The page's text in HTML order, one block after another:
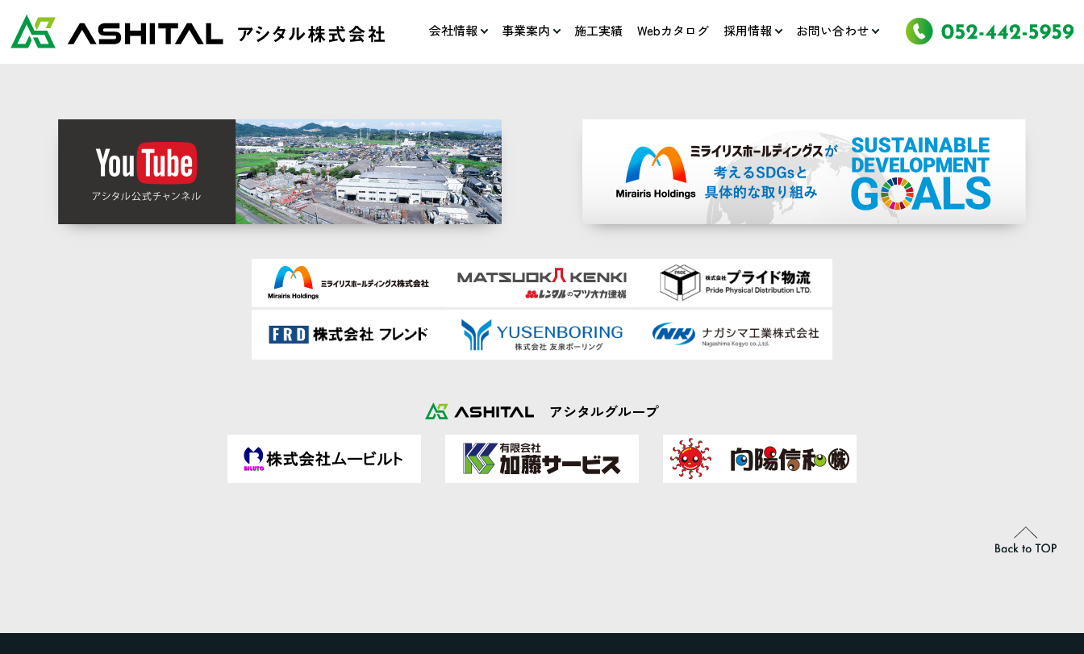
会社情報 事業案内 施工実績 Webカタログ 採用情報 お問い合わせ
アシタルグループ